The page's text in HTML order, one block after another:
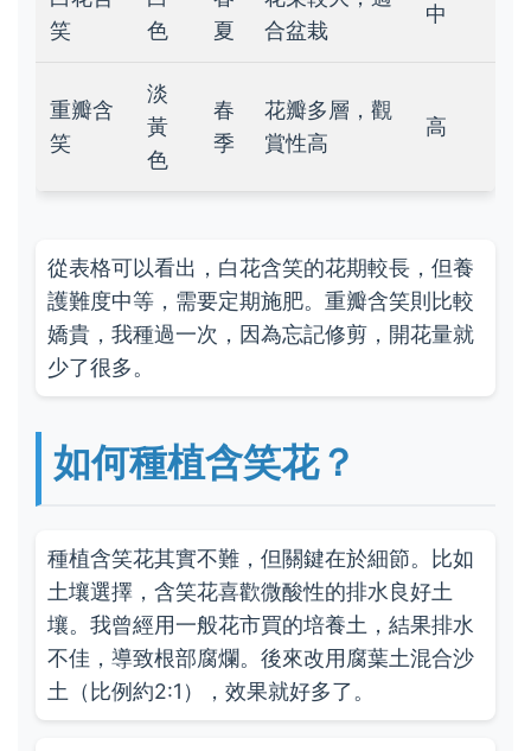
笑
色
夏
合盆栽
中
重瓣含
笑
淡
黃
色
春
季
花瓣多層，觀
賞性高
高
從表格可以看出，白花含笑的花期較長，但養
護難度中等，需要定期施肥。重瓣含笑則比較
嬌貴，我種過一次，因為忘記修剪，開花量就
少了很多。
如何種植含笑花？
種植含笑花其實不難，但關鍵在於細節。比如
土壤選擇，含笑花喜歡微酸性的排水良好土
壤。我曾經用一般花市買的培養土，結果排水
不佳，導致根部腐爛。後來改用腐葉土混合沙
土（比例約2:1），效果就好多了。